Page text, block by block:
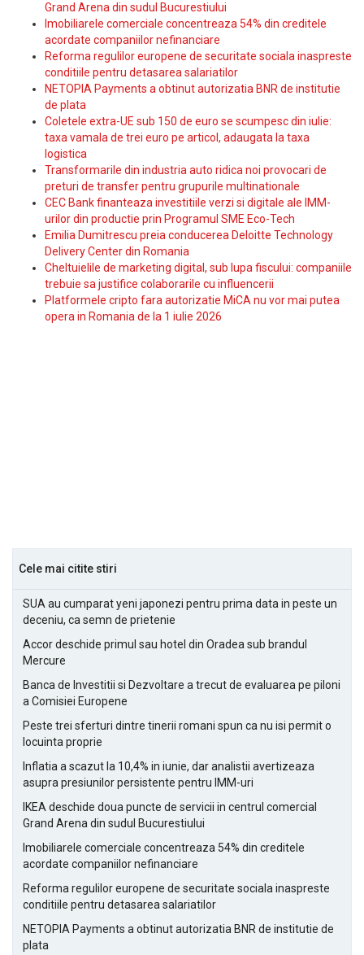
Grand Arena din sudul Bucurestiului
Imobiliarele comerciale concentreaza 54% din creditele
acordate companiilor nefinanciare
Reforma regulilor europene de securitate sociala inaspreste
conditiile pentru detasarea salariatilor
NETOPIA Payments a obtinut autorizatia BNR de institutie
de plata
Coletele extra-UE sub 150 de euro se scumpesc din iulie:
taxa vamala de trei euro pe articol, adaugata la taxa
logistica
Transformarile din industria auto ridica noi provocari de
preturi de transfer pentru grupurile multinationale
CEC Bank finanteaza investitiile verzi si digitale ale IMM-
urilor din productie prin Programul SME Eco-Tech
Emilia Dumitrescu preia conducerea Deloitte Technology
Delivery Center din Romania
Cheltuielile de marketing digital, sub lupa fiscului: companiile
trebuie sa justifice colaborarile cu influencerii
Platformele cripto fara autorizatie MiCA nu vor mai putea
opera in Romania de la 1 iulie 2026
Cele mai citite stiri
SUA au cumparat yeni japonezi pentru prima data in peste un
deceniu, ca semn de prietenie
Accor deschide primul sau hotel din Oradea sub brandul
Mercure
Banca de Investitii si Dezvoltare a trecut de evaluarea pe piloni
a Comisiei Europene
Peste trei sferturi dintre tinerii romani spun ca nu isi permit o
locuinta proprie
Inflatia a scazut la 10,4% in iunie, dar analistii avertizeaza
asupra presiunilor persistente pentru IMM-uri
IKEA deschide doua puncte de servicii in centrul comercial
Grand Arena din sudul Bucurestiului
Imobiliarele comerciale concentreaza 54% din creditele
acordate companiilor nefinanciare
Reforma regulilor europene de securitate sociala inaspreste
conditiile pentru detasarea salariatilor
NETOPIA Payments a obtinut autorizatia BNR de institutie de
plata